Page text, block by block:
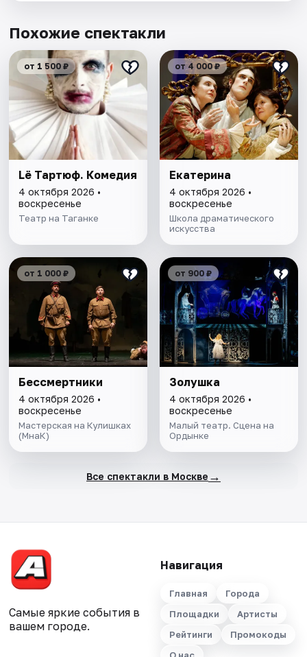
Похожие спектакли
от 1 500 ₽
Lё Тартюф. Комедия
4 октября 2026 •
воскресенье
Театр на Таганке
от 4 000 ₽
Екатерина
4 октября 2026 •
воскресенье
Школа драматического
искусства
от 1 000 ₽
Бессмертники
4 октября 2026 •
воскресенье
Мастерская на Кулишках
(МнаК)
от 900 ₽
Золушка
4 октября 2026 •
воскресенье
Малый театр. Сцена на
Ордынке
Все спектакли в Москве →
Самые яркие события в
вашем городе.
Навигация
Главная
Города
Площадки
Артисты
Рейтинги
Промокоды